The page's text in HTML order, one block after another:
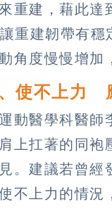
重建，藉此達
重建韌帶有
角度慢慢增加
使不上力
動醫學科醫師
上扛著的同袍
。建議若曾經
不上力的情況